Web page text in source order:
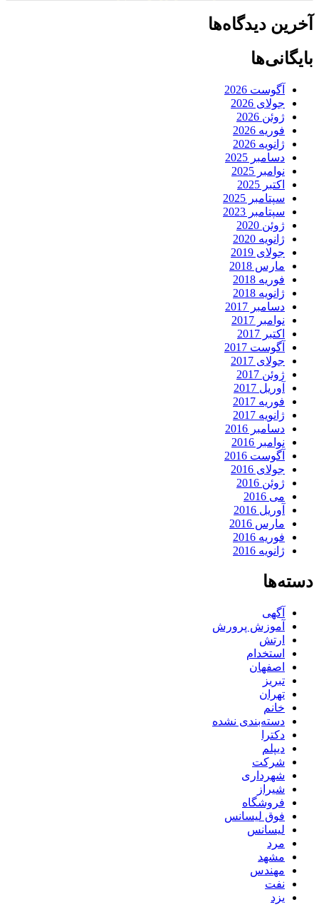
آخرین دیدگاه‌ها
بایگانی‌ها
آگوست 2026
جولای 2026
ژوئن 2026
فوریه 2026
ژانویه 2026
دسامبر 2025
نوامبر 2025
اکتبر 2025
سپتامبر 2025
سپتامبر 2023
ژوئن 2020
ژانویه 2020
جولای 2019
مارس 2018
فوریه 2018
ژانویه 2018
دسامبر 2017
نوامبر 2017
اکتبر 2017
آگوست 2017
جولای 2017
ژوئن 2017
آوریل 2017
فوریه 2017
ژانویه 2017
دسامبر 2016
نوامبر 2016
آگوست 2016
جولای 2016
ژوئن 2016
می 2016
آوریل 2016
مارس 2016
فوریه 2016
ژانویه 2016
دسته‌ها
آگهی
آموزش پرورش
ارتش
استخدام
اصفهان
تبریز
تهران
خانم
دسته‌بندی نشده
دکترا
دیپلم
شرکت
شهرداری
شیراز
فروشگاه
فوق لیسانس
لیسانس
مرد
مشهد
مهندس
نفت
یزد